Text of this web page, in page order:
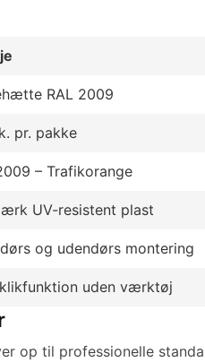
RAL 2009
pr. pakke
– Trafikorange
UV-resistent plast
og udendørs montering
uden værktøj
op til professionelle